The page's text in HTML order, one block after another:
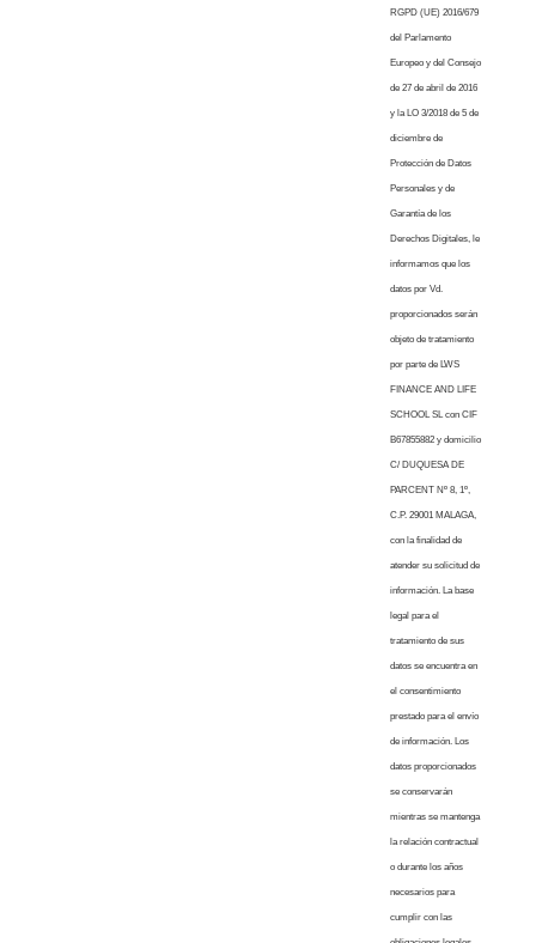
RGPD (UE) 2016/679
del Parlamento
Europeo y del Consejo
de 27 de abril de 2016
y la LO 3/2018 de 5 de
diciembre de
Protección de Datos
Personales y de
Garantía de los
Derechos Digitales, le
informamos que los
datos por Vd.
proporcionados serán
objeto de tratamiento
por parte de LWS
FINANCE AND LIFE
SCHOOL SL con CIF
B67855882 y domicilio
C/ DUQUESA DE
PARCENT Nº 8, 1º,
C.P. 29001 MALAGA,
con la finalidad de
atender su solicitud de
información. La base
legal para el
tratamiento de sus
datos se encuentra en
el consentimiento
prestado para el envío
de información. Los
datos proporcionados
se conservarán
mientras se mantenga
la relación contractual
o durante los años
necesarios para
cumplir con las